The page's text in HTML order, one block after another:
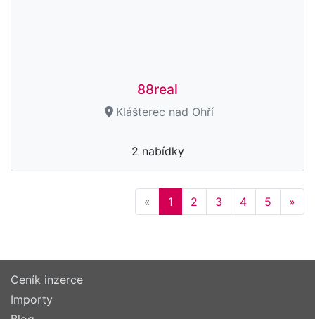
88real
Klášterec nad Ohří
2 nabídky
« Previous
1 2 3 4 5 »
Ceník inzerce
Importy